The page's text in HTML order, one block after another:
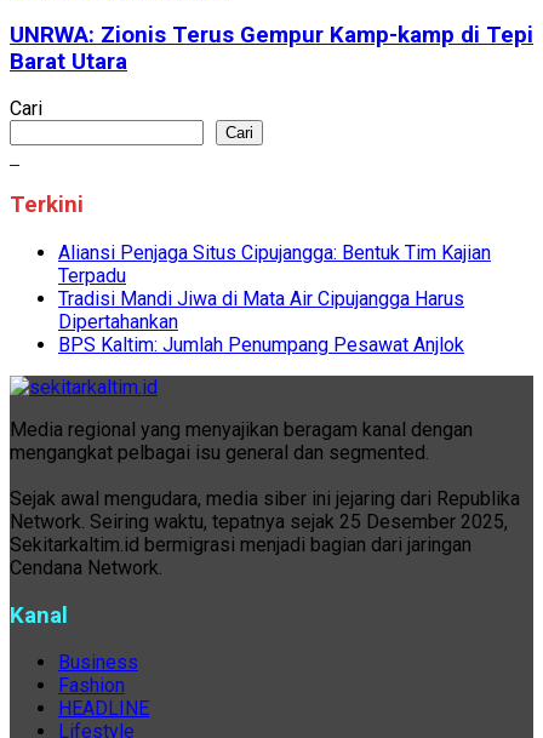
UNRWA: Zionis Terus Gempur Kamp-kamp di Tepi
Barat Utara
Cari
Cari
Terkini
Aliansi Penjaga Situs Cipujangga: Bentuk Tim Kajian
Terpadu
Tradisi Mandi Jiwa di Mata Air Cipujangga Harus
Dipertahankan
BPS Kaltim: Jumlah Penumpang Pesawat Anjlok
Media regional yang menyajikan beragam kanal dengan
mengangkat pelbagai isu general dan segmented.
Sejak awal mengudara, media siber ini jejaring dari Republika
Network. Seiring waktu, tepatnya sejak 25 Desember 2025,
Sekitarkaltim.id bermigrasi menjadi bagian dari jaringan
Cendana Network.
Kanal
Business
Fashion
HEADLINE
Lifestyle